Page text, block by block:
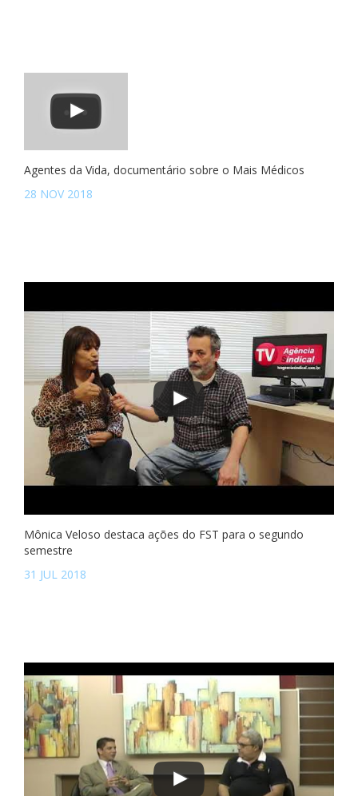
Agentes da Vida, documentário sobre o Mais Médicos
28 NOV 2018
Mônica Veloso destaca ações do FST para o segundo
semestre
31 JUL 2018